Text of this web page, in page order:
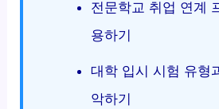
전문학교 취업 연계
용하기
대학 입시 시험 유형
악하기